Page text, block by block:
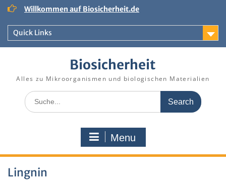
Skip
content
Willkommen auf Biosicherheit.de
Quick Links
Biosicherheit
Alles zu Mikroorganismen und biologischen Materialien
Search
for:
Menu
Lingnin